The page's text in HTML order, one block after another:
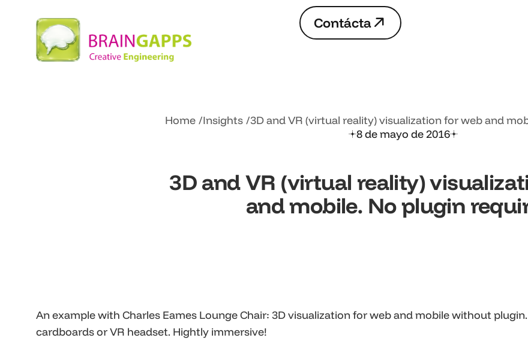
Contácta
Contácta
Home Insights 3D and VR (virtual reality) visualization for web and
8 de mayo de 2016
3D and VR (virtual reality)
and mobile. No plugin
An example with Charles Eames Lounge Chair: 3D visualization for web and mobile without
cardboards or VR headset. Hightly immersive!